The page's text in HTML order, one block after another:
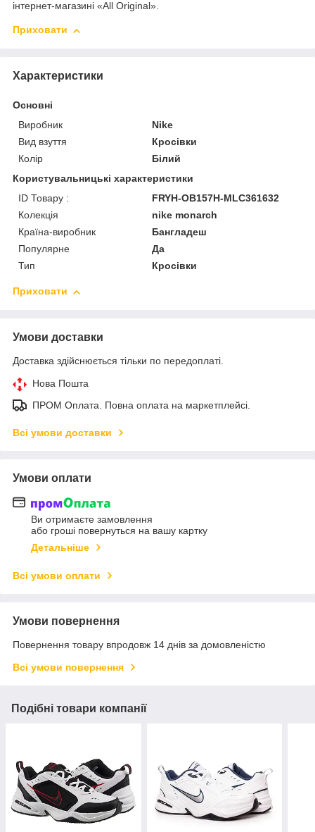
інтернет-магазині «All Original».
Приховати
Характеристики
Основні
Виробник
Nike
Вид взуття
Кросівки
Колір
Білий
Користувальницькі характеристики
ID Товару :
FRYH-OB157H-MLC361632
Колекція
nike monarch
Країна-виробник
Бангладеш
Популярне
Да
Тип
Кросівки
Приховати
Умови доставки
Доставка здійснюється тільки по передоплаті.
Нова Пошта
ПРОМ Оплата. Повна оплата на маркетплейсі.
Всі умови доставки
Умови оплати
Ви отримаєте замовлення
або гроші повернуться на вашу картку
Детальніше
Всі умови оплати
Умови повернення
Повернення товару впродовж 14 днів за домовленістю
Всі умови повернення
Подібні товари компанії